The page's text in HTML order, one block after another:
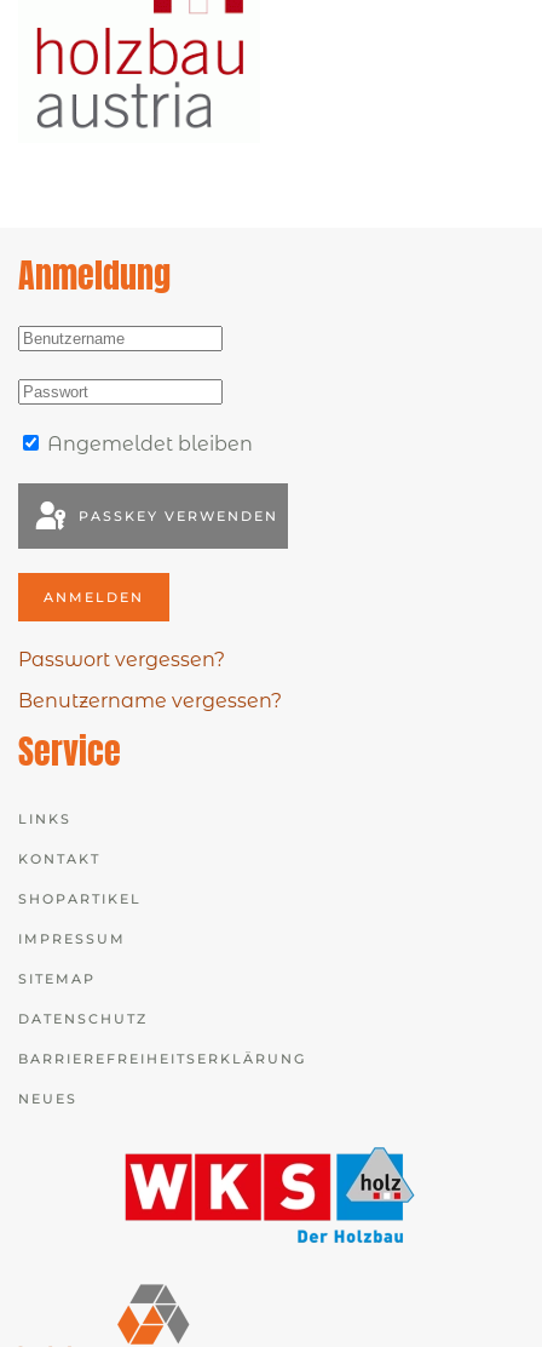
Anmeldung
Angemeldet bleiben
PASSKEY VERWENDEN
ANMELDEN
Passwort vergessen?
Benutzername vergessen?
Service
LINKS
KONTAKT
SHOPARTIKEL
IMPRESSUM
SITEMAP
DATENSCHUTZ
BARRIEREFREIHEITSERKLÄRUNG
NEUES